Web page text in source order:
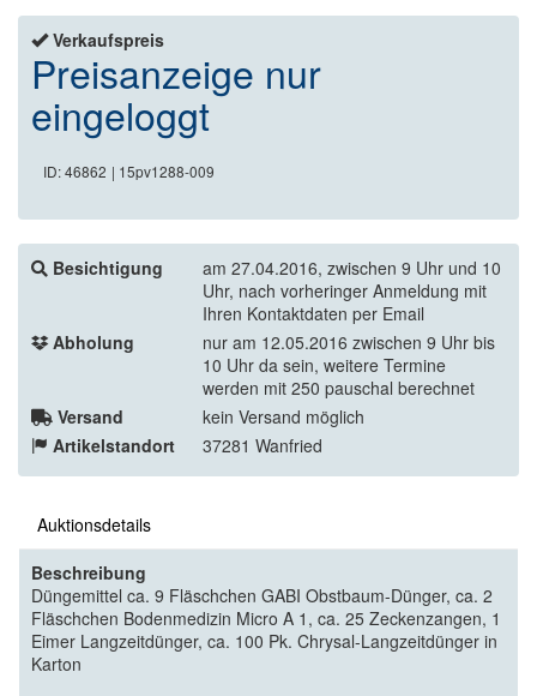
Verkaufspreis
Preisanzeige nur
eingeloggt
ID: 46862 | 15pv1288-009
Besichtigung
am 27.04.2016, zwischen 9 Uhr und 10
Uhr, nach vorheringer Anmeldung mit
Ihren Kontaktdaten per Email
Abholung
nur am 12.05.2016 zwischen 9 Uhr bis
10 Uhr da sein, weitere Termine
werden mit 250 pauschal berechnet
Versand
kein Versand möglich
Artikelstandort
37281 Wanfried
Auktionsdetails
Beschreibung
Düngemittel ca. 9 Fläschchen GABI Obstbaum-Dünger, ca. 2
Fläschchen Bodenmedizin Micro A 1, ca. 25 Zeckenzangen, 1
Eimer Langzeitdünger, ca. 100 Pk. Chrysal-Langzeitdünger in
Karton